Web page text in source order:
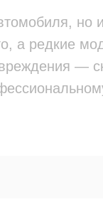
но
а редкие
—
дизайн